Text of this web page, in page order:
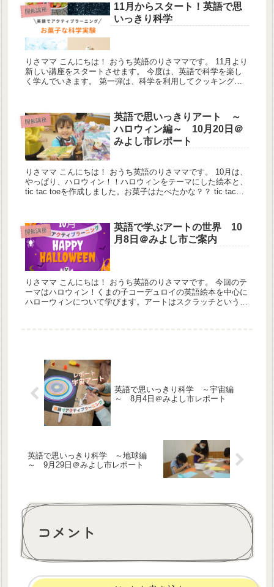
開催講座
11月からスタート！英語で思
いっきり科学
りさママ こんにちは！ おうち英語のりさママです。 11月より
新しい講座をスタートさせます。 今度は、英語で科学を楽し
く学んでいきます。 第一弾は、科学を利用してクッキングを
開催講座
英語で思いっきりアート ～
ハロウィン編～ 10月20日＠
みよし市レポート
りさママ こんにちは！ おうち英語のりさママです。 10月は、
やっぱり、ハロウィン！！ハロウィンをテーマにした絵本と、
tic tac toeを作成しました。お菓子はたべたかな？？ tic tac
開催講座
英語で学ぶアートの世界 10
月8日＠みよし市ご案内
りさママ こんにちは！ おうち英語のりさママです。 今回のテ
ーマはハロウィン！くまの子コーデュロイの英語絵本を中心に
ハローウィンについて学びます。アートはスクラッチという技
英語で思いっきり科学 ～宇宙編
～ 8月4日＠みよし市レポート
英語で思いっきり科学 ～地球編
～ 9月29日＠みよし市レポート
コメント